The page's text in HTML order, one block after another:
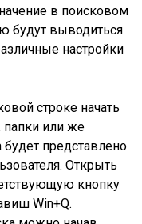
в поисковом
будут выводиться
настройки
строке начать
папки или же
будет представлено
Открыть
кнопку
Win+Q.